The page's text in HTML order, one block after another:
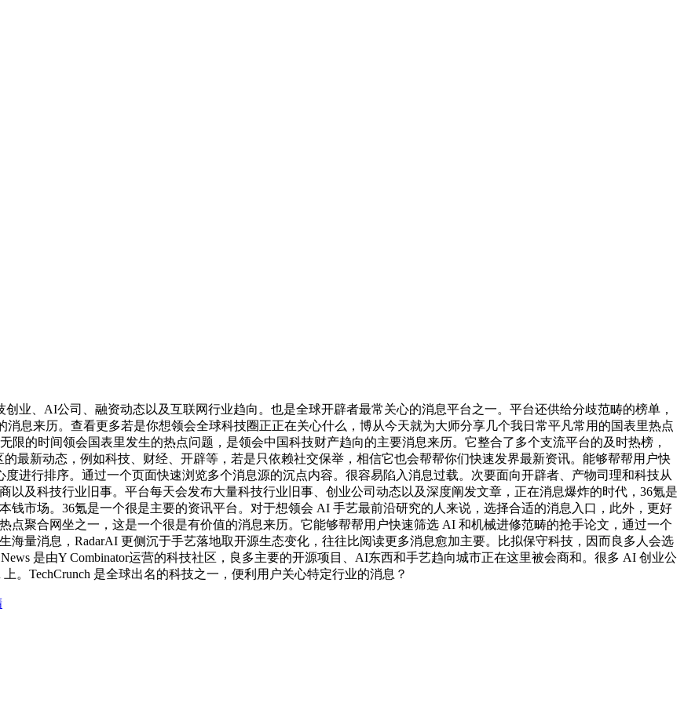
、AI公司、融资动态以及互联网行业趋向。也是全球开辟者最常关心的消息平台之一。平台还供给分歧范畴的榜单，
消息来历。查看更多若是你想领会全球科技圈正正在关心什么，博从今天就为大师分享几个我日常平凡常用的国表里热点
的时间领会国表里发生的热点问题，是领会中国科技财产趋向的主要消息来历。它整合了多个支流平台的及时热榜，
最新动态，例如科技、财经、开辟等，若是只依赖社交保举，相信它也会帮帮你们快速发界最新资讯。能够帮帮用户快
进行排序。通过一个页面快速浏览多个消息源的沉点内容。很容易陷入消息过载。次要面向开辟者、产物司理和科技从
以及科技行业旧事。平台每天会发布大量科技行业旧事、创业公司动态以及深度阐发文章，正在消息爆炸的时代，36氪是
钱市场。36氪是一个很是主要的资讯平台。对于想领会 AI 手艺最前沿研究的人来说，选择合适的消息入口，此外，更好
点聚合网坐之一，这是一个很是有价值的消息来历。它能够帮帮用户快速筛选 AI 和机械进修范畴的抢手论文，通过一个
量消息，RadarAI 更侧沉于手艺落地取开源生态变化，往往比阅读更多消息愈加主要。比拟保守科技，因而良多人会选
是由Y Combinator运营的科技社区，良多主要的开源项目、AI东西和手艺趋向城市正在这里被会商和。很多 AI 创业公
。TechCrunch 是全球出名的科技之一，便利用户关心特定行业的消息？